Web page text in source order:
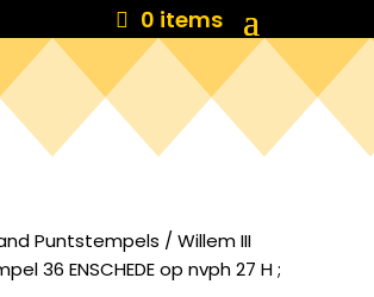
0 items
Puntstempels /Willem III
36 ENSCHEDE op nvph 27 H ;